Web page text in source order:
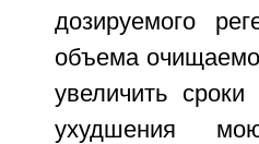
дозируемого
объема
увеличить
ухудшения